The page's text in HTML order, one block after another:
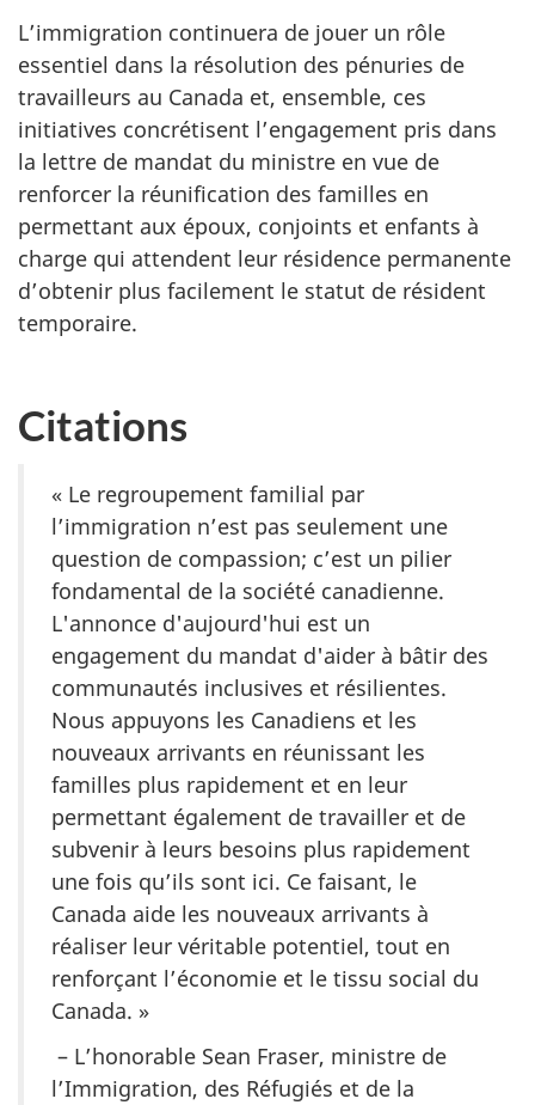
L’immigration continuera de jouer un rôle
essentiel dans la résolution des pénuries de
travailleurs au Canada et, ensemble, ces
initiatives concrétisent l’engagement pris dans
la lettre de mandat du ministre en vue de
renforcer la réunification des familles en
permettant aux époux, conjoints et enfants à
charge qui attendent leur résidence permanente
d’obtenir plus facilement le statut de résident
temporaire.
Citations
« Le regroupement familial par
l’immigration n’est pas seulement une
question de compassion; c’est un pilier
fondamental de la société canadienne.
L'annonce d'aujourd'hui est un
engagement du mandat d'aider à bâtir des
communautés inclusives et résilientes.
Nous appuyons les Canadiens et les
nouveaux arrivants en réunissant les
familles plus rapidement et en leur
permettant également de travailler et de
subvenir à leurs besoins plus rapidement
une fois qu’ils sont ici. Ce faisant, le
Canada aide les nouveaux arrivants à
réaliser leur véritable potentiel, tout en
renforçant l’économie et le tissu social du
Canada. »
– L’honorable Sean Fraser, ministre de
l’Immigration, des Réfugiés et de la